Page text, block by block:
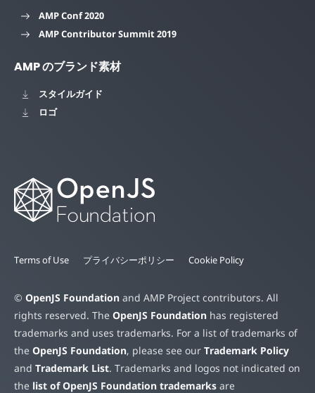
AMP Conf 2020
AMP Contributor Summit 2019
AMP のブランド素材
スタイルガイド
ロゴ
Terms of Use プライバシーポリシー Cookie Policy
© OpenJS Foundation and AMP Project contributors. All
rights reserved. The OpenJS Foundation has registered
trademarks and uses trademarks. For a list of trademarks of
the OpenJS Foundation, please see our Trademark Policy
and Trademark List. Trademarks and logos not indicated on
the list of OpenJS Foundation trademarks are